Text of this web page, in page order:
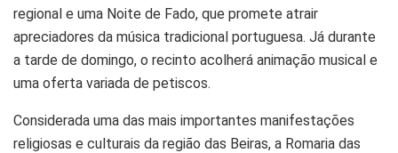
regional e uma Noite de Fado, que promete atrair
apreciadores da música tradicional portuguesa. Já durante
a tarde de domingo, o recinto acolherá animação musical e
uma oferta variada de petiscos.
Considerada uma das mais importantes manifestações
religiosas e culturais da região das Beiras, a Romaria das